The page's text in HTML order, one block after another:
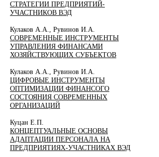
СТРАТЕГИИ ПРЕДПРИЯТИЙ-
УЧАСТНИКОВ ВЭД
Кулаков А.А., Рувинов И.А.
СОВРЕМЕННЫЕ ИНСТРУМЕНТЫ
УПРАВЛЕНИЯ ФИНАНСАМИ
ХОЗЯЙСТВУЮЩИХ СУБЪЕКТОВ
Кулаков А.А., Рувинов И.А.
ЦИФРОВЫЕ ИНСТРУМЕНТЫ
ОПТИМИЗАЦИИ ФИНАНСОГО
СОСТОЯНИЯ СОВРЕМЕННЫХ
ОРГАНИЗАЦИЙ
Куцан Е.П.
КОНЦЕПТУАЛЬНЫЕ ОСНОВЫ
АДАПТАЦИИ ПЕРСОНАЛА НА
ПРЕДПРИЯТИЯХ-УЧАСТНИКАХ ВЭД